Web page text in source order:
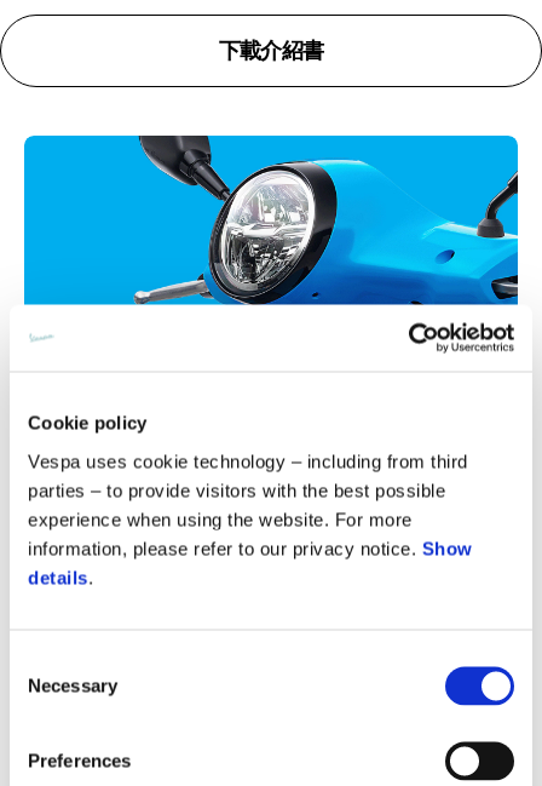
Cookie policy
Vespa uses cookie technology – including from third
parties – to provide visitors with the best possible
experience when using the website. For more
information, please refer to our privacy notice. Show
details.
Selection
Necessary
Preferences
下載介紹書